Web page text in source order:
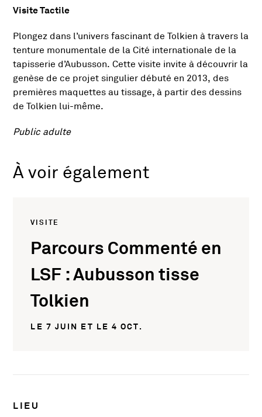
Présentation de l'activité
Visite Tactile
Plongez dans l’univers fascinant de Tolkien à travers la
tenture monumentale de la Cité internationale de la
tapisserie d’Aubusson. Cette visite invite à découvrir la
genèse de ce projet singulier débuté en 2013, des
premières maquettes au tissage, à partir des dessins
de Tolkien lui-même.
Public adulte
À voir également
VISITE
Parcours Commenté en
LSF : Aubusson tisse
Tolkien
LE 7 JUIN ET LE 4 OCT.
LIEU